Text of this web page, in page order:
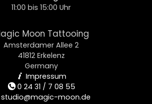
11:00 bis 15:00 Uhr
Moon Tattooing
Amsterdamer Allee 2
41812 Erkelenz
Germany
i Impressum
t0 24 31 / 7 08 55
studio@magic-moon.de